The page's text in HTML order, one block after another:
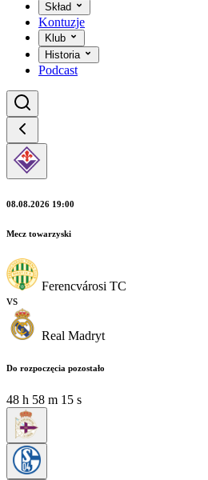
Skład
Kontuzje
Klub
Historia
Podcast
08.08.2026 19:00
Mecz towarzyski
Ferencvárosi TC
vs
Real Madryt
Do rozpoczęcia pozostało
48 h 58 m 13 s